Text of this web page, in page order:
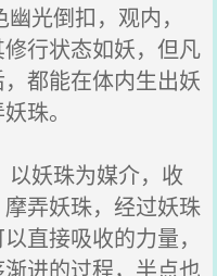
光倒扣，观内，
行状态如妖，但凡
都能在体内生出妖
珠。
妖珠为媒介，收
弄妖珠，经过妖珠
直接吸收的力量，
进的过程，半点也